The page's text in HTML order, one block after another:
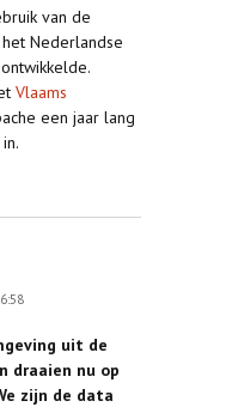
van de
Nederlandse
Vlaams
een jaar lang
handen ineen
uit de
draaien nu op
zijn de data